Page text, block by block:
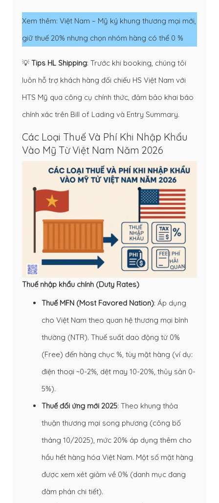
Xem thêm: Việt Nam – Mỹ ký khung thương mại mới,
giữ thuế 20% nhưng chọn nhóm hàng có thể 0 %
💡 Tips HL Shipping: Trước khi booking, chúng tôi
luôn hỗ trợ khách hàng đối chiếu HS Việt Nam với
HTS Mỹ qua công cụ chính thức, đảm bảo khai báo
chính xác trên Bill of Lading và Entry Summary.
Các Loại Thuế Và Phí Khi Nhập Khẩu
Vào Mỹ Từ Việt Nam Năm 2026
Thuế nhập khẩu chính (Duty Rates)
Thuế MFN (Most Favored Nation): Áp dụng
cho Việt Nam theo quan hệ thương mại bình
thường (NTR). Thuế suất dao động từ 0%
(Free) đến hàng chục %, tùy mặt hàng (ví dụ:
điện thoại ~0-2%, dệt may 10-20%, thủy sản 0-
5%).
Thuế đối ứng mới 2025: Theo khung thỏa
thuận thương mại song phương (công bố
tháng 10/2025), mức 20% áp dụng thêm cho
hầu hết hàng hóa Việt Nam. Một số mặt hàng
được xem xét giảm về 0% (danh mục đang
đàm phán chi tiết).